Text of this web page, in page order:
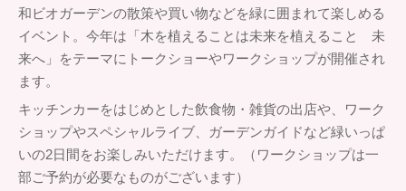
和ビオガーデンの散策や買い物などを緑に囲まれて楽しめる
イベント。今年は「木を植えることは未来を植えること 未
来へ」をテーマにトークショーやワークショップが開催され
ます。
キッチンカーをはじめとした飲食物・雑貨の出店や、ワーク
ショップやスペシャルライブ、ガーデンガイドなど緑いっぱ
いの2日間をお楽しみいただけます。（ワークショップは一
部ご予約が必要なものがございます）